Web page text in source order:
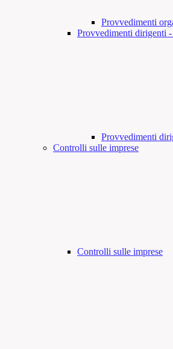
Provvedimenti
Provvedimenti dirigenti
Provvedimenti
Controlli sulle imprese
Controlli sulle imprese